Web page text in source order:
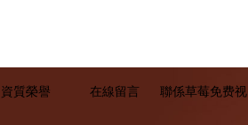
資質榮譽 在線留言 聯係草莓免费视